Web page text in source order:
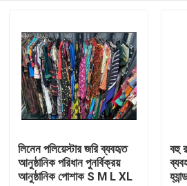
লিনেন পলিয়েস্টার জরি ব্যবহৃত
আনুষ্ঠানিক পরিধান পুনর্বিক্রয়
আনুষ্ঠানিক পোশাক S M L XL
বহু